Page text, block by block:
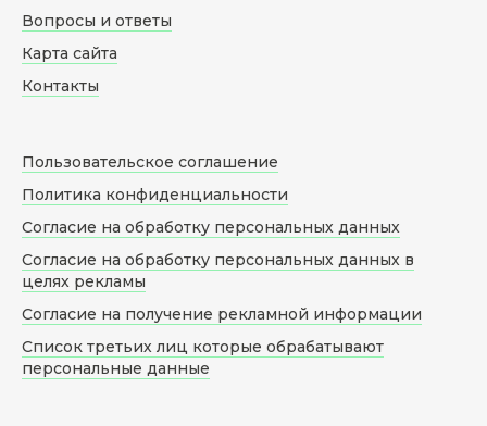
Вопросы и ответы
Карта сайта
Контакты
Пользовательское соглашение
Политика конфиденциальности
Согласие на обработку персональных данных
Согласие на обработку персональных данных в
целях рекламы
Согласие на получение рекламной информации
Список третьих лиц которые обрабатывают
персональные данные